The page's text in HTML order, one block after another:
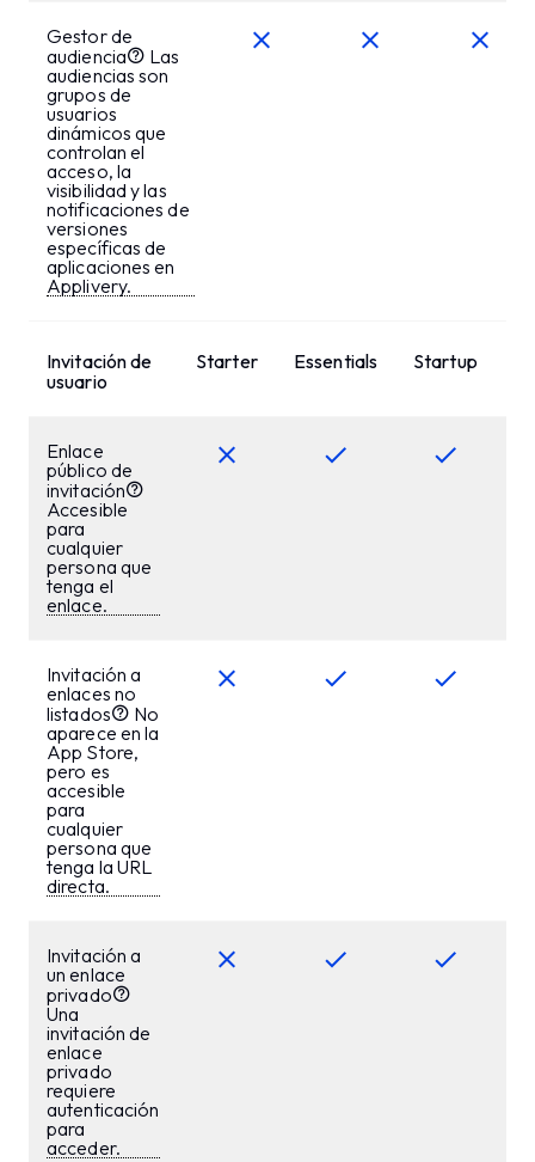
Gestor de
audiencia
Las
audiencias son
grupos de
usuarios
dinámicos que
controlan el
acceso, la
visibilidad y las
notificaciones de
versiones
específicas de
aplicaciones en
Applivery.
Invitación de
usuario
Starter Essentials Startup
Enlace
público de
invitación
Accesible
para
cualquier
persona que
tenga el
enlace.
Invitación a
enlaces no
listados
No
aparece en la
App Store,
pero es
accesible
para
cualquier
persona que
tenga la URL
directa.
Invitación a
un enlace
privado
Una
invitación de
enlace
privado
requiere
autenticación
para
acceder.